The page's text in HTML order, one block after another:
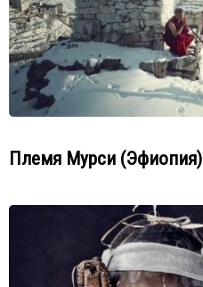
Племя Мурси (Эфиопия)